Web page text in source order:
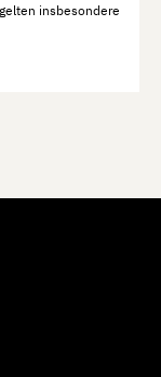
insbesondere